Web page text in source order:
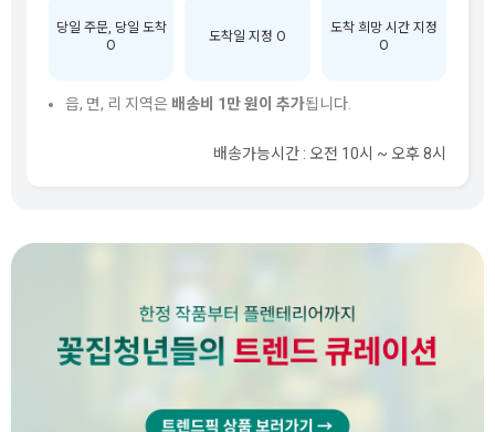
당일 주문, 당일 도착
O
도착일 지정 O
도착 희망 시간 지정
O
읍, 면, 리 지역은 배송비 1만 원이 추가됩니다.
배송가능시간 : 오전 10시 ~ 오후 8시